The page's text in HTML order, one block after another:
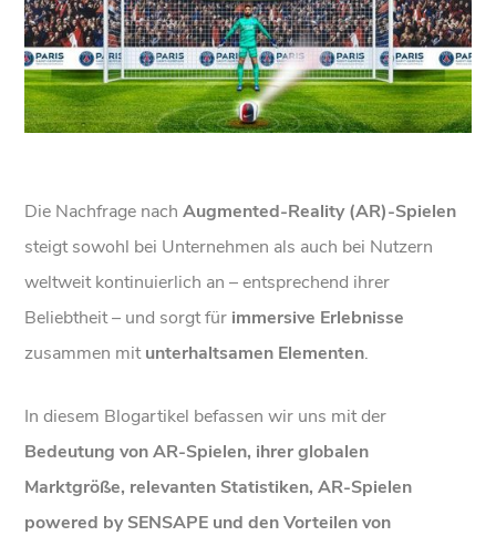
Die Nachfrage nachAugmented-Reality (AR)-Spielen
steigt sowohl bei Unternehmen als auch bei Nutzern
weltweit kontinuierlich an – entsprechend ihrer
Beliebtheit – und sorgt für immersive Erlebnisse
zusammen mitunterhaltsamen Elementen.
In diesem Blogartikel befassen wir uns mit der
Bedeutung von AR-Spielen, ihrer globalen
Marktgröße, relevanten Statistiken, AR-Spielen
powered by SENSAPE und den Vorteilen von